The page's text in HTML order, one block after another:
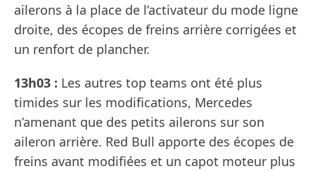
ailerons à la place de l’activateur du mode ligne
droite, des écopes de freins arrière corrigées et
un renfort de plancher.
13h03 : Les autres top teams ont été plus
timides sur les modifications, Mercedes
n’amenant que des petits ailerons sur son
aileron arrière. Red Bull apporte des écopes de
freins avant modifiées et un capot moteur plus